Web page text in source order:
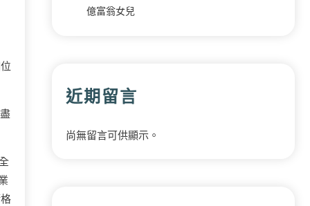
億富翁女兒
近期留言
尚無留言可供顯示。